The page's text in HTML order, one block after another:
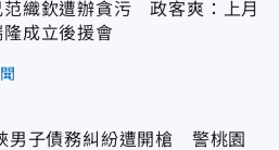
范織欽遭辦貪污 政客爽：上月
成立後援會
男子債務糾紛遭開槍 警桃園